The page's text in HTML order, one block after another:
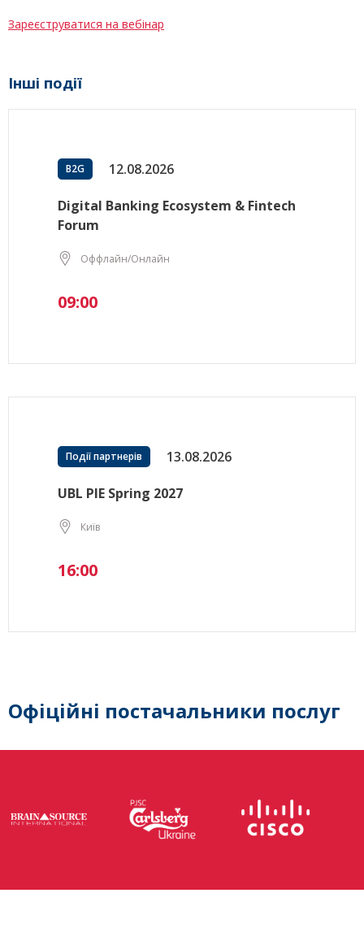
Зареєструватися на вебінар
Інші події
B2G 12.08.2026
Digital Banking Ecosystem & Fintech
Forum
Оффлайн/Онлайн
09:00
Події партнерів 13.08.2026
UBL PIE Spring 2027
Київ
16:00
Офіційні постачальники послуг